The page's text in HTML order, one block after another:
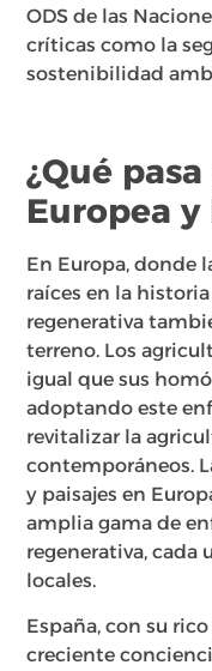
ODS de las
críticas como la
sostenibilidad
¿Qué
Europea y
En Europa, donde
raíces en la
regenerativa
terreno. Los
igual que sus
adoptando este
revitalizar la
contemporáneos.
y paisajes en
amplia gama de
regenerativa, cada
locales.
España, con su
creciente